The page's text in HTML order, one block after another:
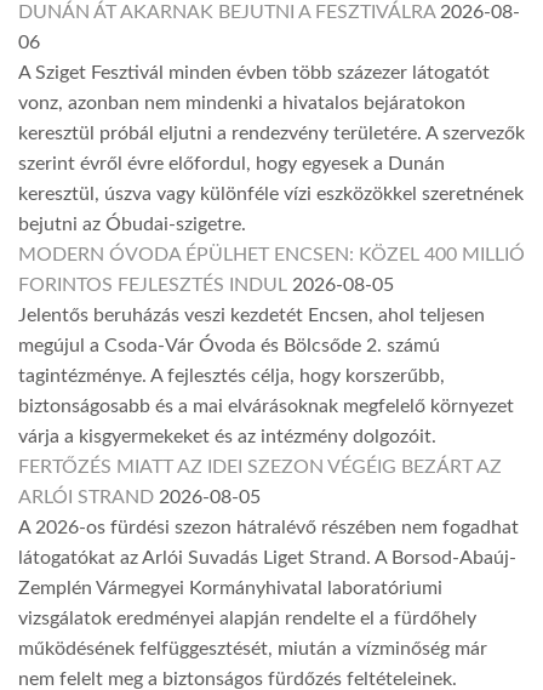
DUNÁN ÁT AKARNAK BEJUTNI A FESZTIVÁLRA 2026-08-
06
A Sziget Fesztivál minden évben több százezer látogatót
vonz, azonban nem mindenki a hivatalos bejáratokon
keresztül próbál eljutni a rendezvény területére. A szervezők
szerint évről évre előfordul, hogy egyesek a Dunán
keresztül, úszva vagy különféle vízi eszközökkel szeretnének
bejutni az Óbudai-szigetre.
MODERN ÓVODA ÉPÜLHET ENCSEN: KÖZEL 400 MILLIÓ
FORINTOS FEJLESZTÉS INDUL 2026-08-05
Jelentős beruházás veszi kezdetét Encsen, ahol teljesen
megújul a Csoda-Vár Óvoda és Bölcsőde 2. számú
tagintézménye. A fejlesztés célja, hogy korszerűbb,
biztonságosabb és a mai elvárásoknak megfelelő környezet
várja a kisgyermekeket és az intézmény dolgozóit.
FERTŐZÉS MIATT AZ IDEI SZEZON VÉGÉIG BEZÁRT AZ
ARLÓI STRAND 2026-08-05
A 2026-os fürdési szezon hátralévő részében nem fogadhat
látogatókat az Arlói Suvadás Liget Strand. A Borsod-Abaúj-
Zemplén Vármegyei Kormányhivatal laboratóriumi
vizsgálatok eredményei alapján rendelte el a fürdőhely
működésének felfüggesztését, miután a vízminőség már
nem felelt meg a biztonságos fürdőzés feltételeinek.